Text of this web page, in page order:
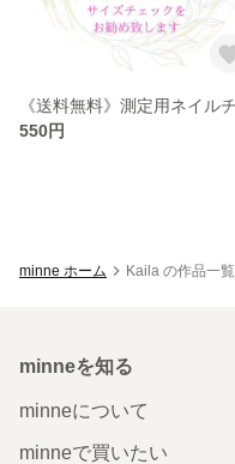
550円
minne ホーム Kaila の作品一覧
minneを知る
minneについて
minneで買いたい